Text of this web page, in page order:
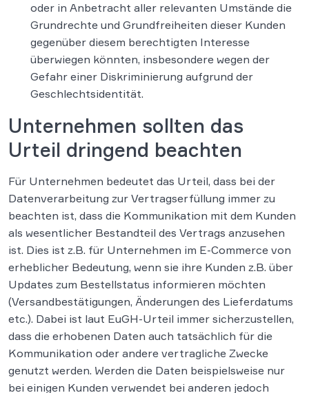
oder in Anbetracht aller relevanten Umstände die
Grundrechte und Grundfreiheiten dieser Kunden
gegenüber diesem berechtigten Interesse
überwiegen könnten, insbesondere wegen der
Gefahr einer Diskriminierung aufgrund der
Geschlechtsidentität.
Unternehmen sollten das
Urteil dringend beachten
Für Unternehmen bedeutet das Urteil, dass bei der
Datenverarbeitung zur Vertragserfüllung immer zu
beachten ist, dass die Kommunikation mit dem Kunden
als wesentlicher Bestandteil des Vertrags anzusehen
ist. Dies ist z.B. für Unternehmen im E-Commerce von
erheblicher Bedeutung, wenn sie ihre Kunden z.B. über
Updates zum Bestellstatus informieren möchten
(Versandbestätigungen, Änderungen des Lieferdatums
etc.). Dabei ist laut EuGH-Urteil immer sicherzustellen,
dass die erhobenen Daten auch tatsächlich für die
Kommunikation oder andere vertragliche Zwecke
genutzt werden. Werden die Daten beispielsweise nur
bei einigen Kunden verwendet bei anderen jedoch